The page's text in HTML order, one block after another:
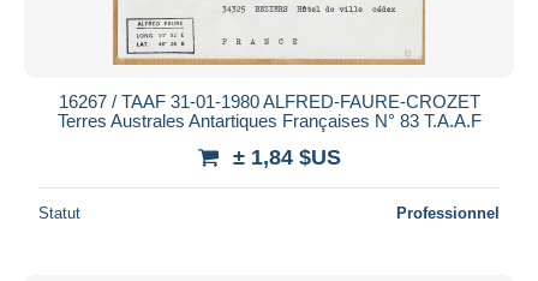
16267 / TAAF 31-01-1980 ALFRED-FAURE-CROZET
Terres Australes Antartiques Françaises N° 83 T.A.A.F
± 1,84 $US
Statut Professionnel